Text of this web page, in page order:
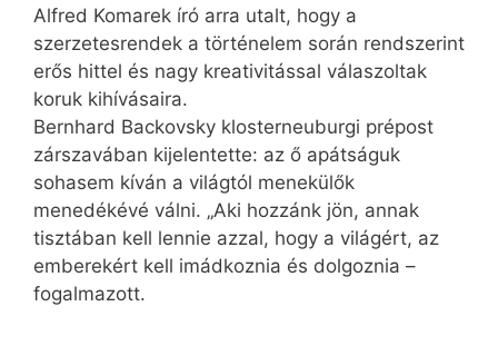
Alfred Komarek író arra utalt, hogy a
szerzetesrendek a történelem során rendszerint
erős hittel és nagy kreativitással válaszoltak
koruk kihívásaira.
Bernhard Backovsky klosterneuburgi prépost
zárszavában kijelentette: az ő apátságuk
sohasem kíván a világtól menekülők
menedékévé válni. „Aki hozzánk jön, annak
tisztában kell lennie azzal, hogy a világért, az
emberekért kell imádkoznia és dolgoznia –
fogalmazott.